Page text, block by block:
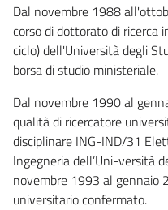
Dal novembre 1988
corso di dottorato di ricerca
ciclo) dell'Università degli
borsa di studio ministeriale.
Dal novembre 1990 al
qualità di ricercatore
disciplinare ING-IND/31
Ingegneria dell’Uni-versità
novembre 1993 al gennaio
universitario confermato.